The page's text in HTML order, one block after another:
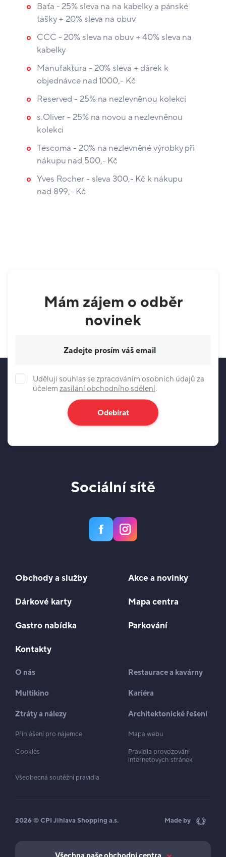
Baťa - 25% sleva na na kabelky a pánské
tašky + 20% sleva na obuv
CCC - 20% sleva na obuv + 40% sleva na
kabelky
Manufaktura - 20% sleva + dárek k
objednávce nad 1000,- Kč
Reserved - 25% na nezlevněnou kolekci
s.Oliver - 25% na novou a nezlevněnou
kolekci
Tescoma - 20% na nezlevněné výrobky při
nákupu nad 500,- Kč
Yves Rocher - sleva 300,- Kč k nákupu
nad 899,- Kč
Mám zájem o odběr
novinek
Uděluji souhlas se zpracováním osobních údajů za
účelem zasílání obchodního sdělení.
Odebírat
Sociální sítě
Obchody a služby Akce a novinky
Dárkové karty Mapa centra
Gastro nabídka Parkování
Kontakty
O nás Restaurace a kavárny
Multikino Kariéra
Ztráty a nálezy Architektonické řešení
Přihlášení pro nájemce Mapa webu
Cookies
Pravidla provozování
internetových stránek
Všeobecná soutěžní pravidla
2026 © CPI Jihlava Shopping a.s. Made by